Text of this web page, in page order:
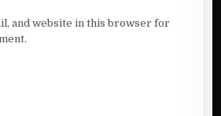
and website in this browser for